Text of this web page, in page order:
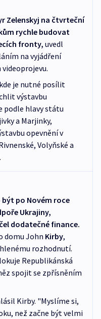
Zelenskyj na čtvrteční
rychle budovat
fronty,uvedl
na vyjádření
je nutné posílit
výstavbu
podle hlavy státu
a Marjinky,
opevnění v
Volyňské a
po Novém roce
Ukrajiny,
dodatečné finance.
domu John Kirby,
rozhodnutí.
Republikánská
spojit se zpřísněním
Kirby. "Myslíme si,
než začne být velmi